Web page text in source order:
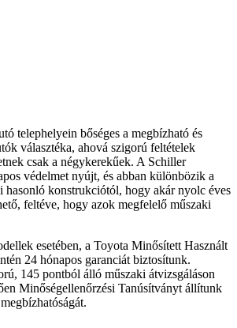
telephelyein bőséges a megbízható és
választéka, ahová szigorú feltételek
csak a négykerekűek. A Schiller
védelmet nyújt, és abban különbözik a
hasonló konstrukciótól, hogy akár nyolc éves
feltéve, hogy azok megfelelő műszaki
esetében, a Toyota Minősített Használt
24 hónapos garanciát biztosítunk.
145 pontból álló műszaki átvizsgáláson
Minőségellenőrzési Tanúsítványt állítunk